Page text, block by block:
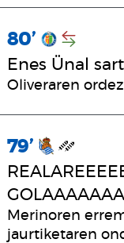
80’
Enes Ünal
Oliveraren ordez
79’
Merinoren
jaurtiketaren